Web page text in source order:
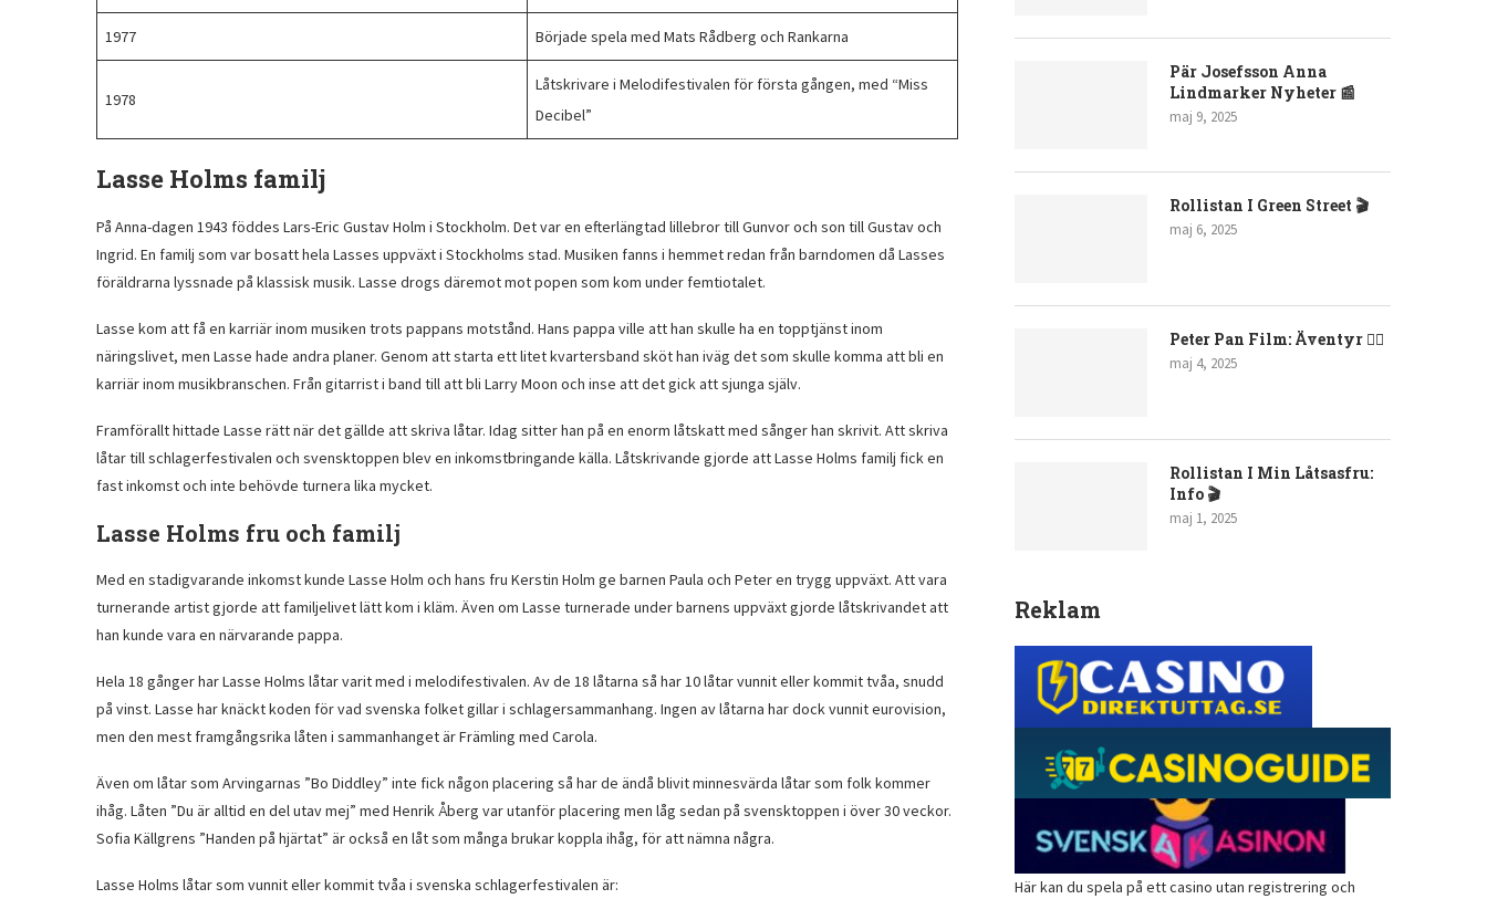
1977 Började spela med Mats Rådberg och Rankarna
1978
Låtskrivare i Melodifestivalen för första gången, med “Miss
Decibel”
Lasse Holms familj
På Anna-dagen 1943 föddes Lars-Eric Gustav Holm i Stockholm. Det var en efterlängtad lillebror till Gunvor och son till Gustav och
Ingrid. En familj som var bosatt hela Lasses uppväxt i Stockholms stad. Musiken fanns i hemmet redan från barndomen då Lasses
föräldrarna lyssnade på klassisk musik. Lasse drogs däremot mot popen som kom under femtiotalet.
Lasse kom att få en karriär inom musiken trots pappans motstånd. Hans pappa ville att han skulle ha en topptjänst inom
näringslivet, men Lasse hade andra planer. Genom att starta ett litet kvartersband sköt han iväg det som skulle komma att bli en
karriär inom musikbranschen. Från gitarrist i band till att bli Larry Moon och inse att det gick att sjunga själv.
Framförallt hittade Lasse rätt när det gällde att skriva låtar. Idag sitter han på en enorm låtskatt med sånger han skrivit. Att skriva
låtar till schlagerfestivalen och svensktoppen blev en inkomstbringande källa. Låtskrivande gjorde att Lasse Holms familj fick en
fast inkomst och inte behövde turnera lika mycket.
Lasse Holms fru och familj
Med en stadigvarande inkomst kunde Lasse Holm och hans fru Kerstin Holm ge barnen Paula och Peter en trygg uppväxt. Att vara
turnerande artist gjorde att familjelivet lätt kom i kläm. Även om Lasse turnerade under barnens uppväxt gjorde låtskrivandet att
han kunde vara en närvarande pappa.
Hela 18 gånger har Lasse Holms låtar varit med i melodifestivalen. Av de 18 låtarna så har 10 låtar vunnit eller kommit tvåa, snudd
på vinst. Lasse har knäckt koden för vad svenska folket gillar i schlagersammanhang. Ingen av låtarna har dock vunnit eurovision,
men den mest framgångsrika låten i sammanhanget är Främling med Carola.
Även om låtar som Arvingarnas ”Bo Diddley” inte fick någon placering så har de ändå blivit minnesvärda låtar som folk kommer
ihåg. Låten ”Du är alltid en del utav mej” med Henrik Åberg var utanför placering men låg sedan på svensktoppen i över 30 veckor.
Sofia Källgrens ”Handen på hjärtat” är också en låt som många brukar koppla ihåg, för att nämna några.
Lasse Holms låtar som vunnit eller kommit tvåa i svenska schlagerfestivalen är:
Pär Josefsson Anna
Lindmarker Nyheter 📰
maj 9, 2025
Rollistan I Green Street 🎬
maj 6, 2025
Peter Pan Film: Äventyr 🧚‍♂️
maj 4, 2025
Rollistan I Min Låtsasfru:
Info 🎬
maj 1, 2025
Reklam
Här kan du spela på ettcasino utan registrering och